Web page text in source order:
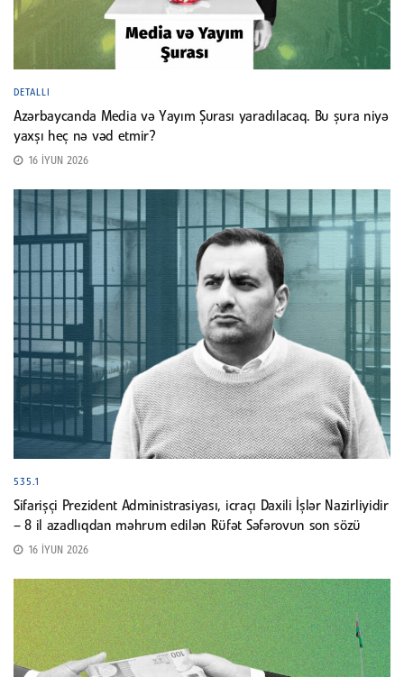
DETALLI
Azərbaycanda Media və Yayım Şurası yaradılacaq. Bu şura niyə
yaxşı heç nə vəd etmir?
16 İYUN 2026
535.1
Sifarişçi Prezident Administrasiyası, icraçı Daxili İşlər Nazirliyidir
– 8 il azadlıqdan məhrum edilən Rüfət Səfərovun son sözü
16 İYUN 2026